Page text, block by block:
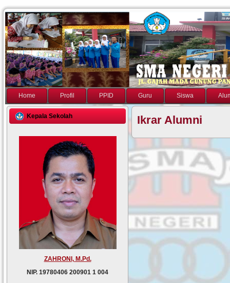
Home Profil PPID Guru Siswa
Kepala Sekolah
ZAHRONI, M.Pd.
NIP. 19780406 200901 1 004
Ikrar Alumni